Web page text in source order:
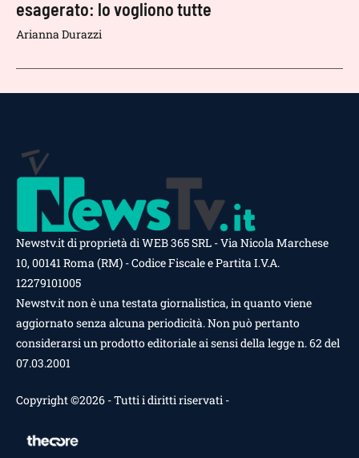
esagerato: lo vogliono tutte
Arianna Durazzi
Newstv.it di proprietà di WEB 365 SRL - Via Nicola Marchese
10, 00141 Roma (RM) - Codice Fiscale e Partita I.V.A.
12279101005
Newstv.it non è una testata giornalistica, in quanto viene
aggiornato senza alcuna periodicità. Non può pertanto
considerarsi un prodotto editoriale ai sensi della legge n. 62 del
07.03.2001
Copyright ©2026 - Tutti i diritti riservati -